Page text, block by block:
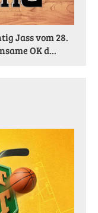
Jass vom 28.
OK d...